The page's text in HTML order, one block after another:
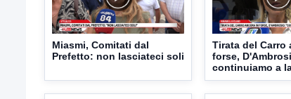
Miasmi, Comitati dal
Prefetto: non lasciateci soli
Tirata del Carro
forse,
continuiamo a